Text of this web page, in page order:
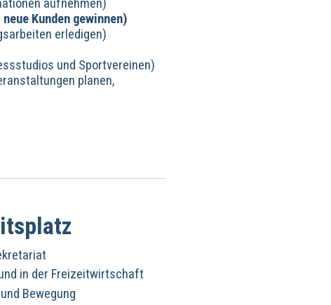
aufnehmen)
Kunden gewinnen)
erledigen)
und Sportvereinen)
planen,
in der Freizeitwirtschaft
Bewegung